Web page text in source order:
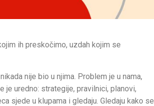
ih preskočimo, uzdah kojim se
nije bio u njima. Problem je u nama,
je uredno: strategije, pravilnici, planovi,
sjede u klupama i gledaju. Gledaju kako se